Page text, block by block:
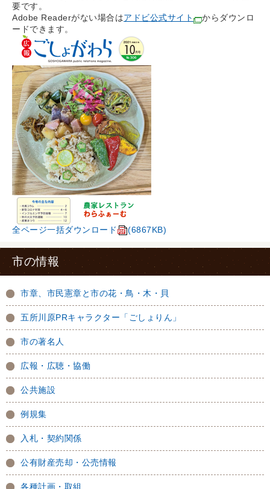
要です。
Adobe Readerがない場合はアドビ公式サイト
からダウンロ
ードできます。
全ページ一括ダウンロード (6867KB)
市の情報
市章、市民憲章と市の花・鳥・木・貝
五所川原PRキャラクター「ごしょりん」
市の著名人
広報・広聴・協働
公共施設
例規集
入札・契約関係
公有財産売却・公売情報
各種計画・取組